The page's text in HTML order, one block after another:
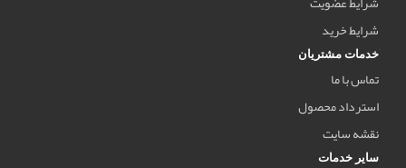
شرایط خرید
خدمات مشتریان
تماس با ما
استرداد محصول
نقشه سایت
سایر خدمات